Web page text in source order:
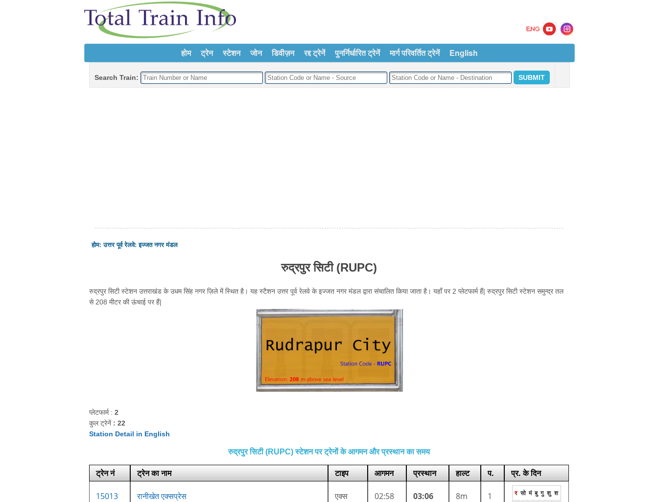
होम ट्रेन स्टेशन जोन डिवीज़न रद्द ट्रेनें पुनर्निर्धारित ट्रेनें मार्ग परिवर्तित ट्रेनें English
Search Train:
होम:उत्तर पूर्व रेलवे:इज्जत नगर मंडल
रुद्रपुर सिटी (RUPC)
रुद्रपुर सिटी स्टेशन उत्तराखंड के उधम सिंह नगर ज़िले में स्थित है। यह स्टैशन उत्तर पूर्व रेलवे के इज्जत नगर मंडल द्वारा संचालित किया जाता है। यहाँ पर 2 प्लेटफार्म हैं| रुद्रपुर सिटी स्टेशन समुन्द्र तल
से 208 मीटर की ऊंचाई पर हैं|
प्लेटफार्म : 2
कुल ट्रेनें : 22
Station Detail in English
रुद्रपुर सिटी (RUPC) स्टेशन पर ट्रेनों के आगमन और प्रस्थान का समय
ट्रेन नं ट्रेन का नाम टाइप आगमन प्रस्थान हाल्ट प. प्र. के दिन
15013 रानीखेत एक्सप्रेस एक्स 02:58 03:06 8m 1 र सो मं बु गु शु श